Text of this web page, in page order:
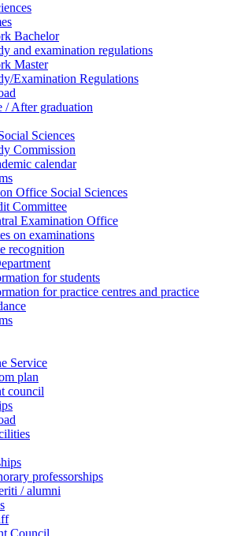
Bachelor
and examination regulations
Master
Examination Regulations
/ After graduation
Sciences
Commission
calendar
Office Social Sciences
Committee
Examination Office
on examinations
recognition
for students
for practice centres and practice
Service
plan
council
professorships
/ alumni